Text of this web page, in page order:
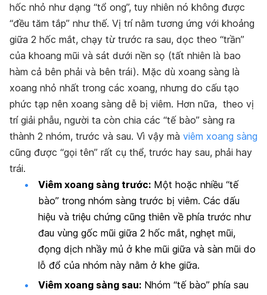
hốc nhỏ như dạng “tổ ong”, tuy nhiên nó không được
“đều tăm tắp” như thế. Vị trí nằm tương ứng với khoảng
giữa 2 hốc mắt, chạy từ trước ra sau, dọc theo “trần”
của khoang mũi và sát dưới nền sọ (tất nhiên là bao
hàm cả bên phải và bên trái). Mặc dù xoang sàng là
xoang nhỏ nhất trong các xoang, nhưng do cấu tạo
phức tạp nên xoang sàng dễ bị viêm. Hơn nữa, theo vị
trí giải phẫu, người ta còn chia các “tế bào” sàng ra
thành 2 nhóm, trước và sau. Vì vậy mà viêm xoang sàng
cũng được “gọi tên” rất cụ thể, trước hay sau, phải hay
trái.
Viêm xoang sàng trước: Một hoặc nhiều “tế
bào” trong nhóm sàng trước bị viêm. Các dấu
hiệu và triệu chứng cũng thiên về phía trước như
đau vùng gốc mũi giữa 2 hốc mắt, nghẹt mũi,
đọng dịch nhầy mủ ở khe mũi giữa và sàn mũi do
lỗ đổ của nhóm này nằm ở khe giữa.
Viêm xoang sàng sau: Nhóm “tế bào” phía sau